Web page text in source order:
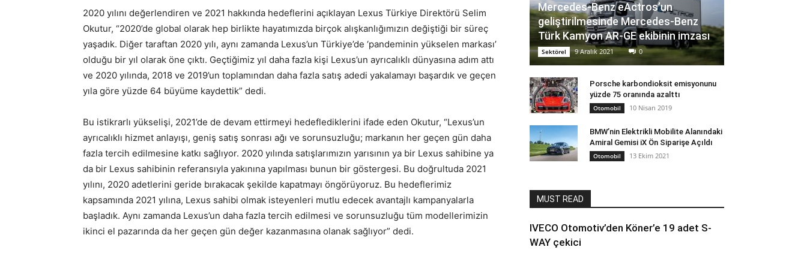
2020 yılını değerlendiren ve 2021 hakkında hedeflerini açıklayan Lexus Türkiye Direktörü Selim
Okutur, “2020’de global olarak hep birlikte hayatımızda birçok alışkanlığımızın değiştiği bir süreç
yaşadık. Diğer taraftan 2020 yılı, aynı zamanda Lexus’un Türkiye’de ‘pandeminin yükselen markası’
olduğu bir yıl olarak öne çıktı. Geçtiğimiz yıl daha fazla kişi Lexus’un ayrıcalıklı dünyasına adım attı
ve 2020 yılında, 2018 ve 2019’un toplamından daha fazla satış adedi yakalamayı başardık ve geçen
yıla göre yüzde 64 büyüme kaydettik” dedi.
Bu istikrarlı yükselişi, 2021’de de devam ettirmeyi hedeflediklerini ifade eden Okutur, “Lexus’un
ayrıcalıklı hizmet anlayışı, geniş satış sonrası ağı ve sorunsuzluğu; markanın her geçen gün daha
fazla tercih edilmesine katkı sağlıyor. 2020 yılında satışlarımızın yarısının ya bir Lexus sahibine ya
da bir Lexus sahibinin referansıyla yakınına yapılması bunun bir göstergesi. Bu doğrultuda 2021
yılını, 2020 adetlerini geride bırakacak şekilde kapatmayı öngörüyoruz. Bu hedeflerimiz
kapsamında 2021 yılına, Lexus sahibi olmak isteyenleri mutlu edecek avantajlı kampanyalarla
başladık. Aynı zamanda Lexus’un daha fazla tercih edilmesi ve sorunsuzluğu tüm modellerimizin
ikinci el pazarında da her geçen gün değer kazanmasına olanak sağlıyor” dedi.
Mercedes-Benz eActros’un
geliştirilmesinde Mercedes-Benz
Türk Kamyon AR-GE ekibinin imzası
Sektörel 9 Aralık 2021 0
Porsche karbondioksit emisyonunu
yüzde 75 oranında azalttı
Otomobil 10 Nisan 2019
BMW’nin Elektrikli Mobilite Alanındaki
Amiral Gemisi iX Ön Siparişe Açıldı
Otomobil 13 Ekim 2021
MUST READ
IVECO Otomotiv’den Köner’e 19 adet S-
WAY çekici